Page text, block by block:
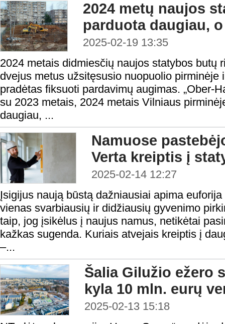
2024 metų naujos
parduota daugiau,
2025-02-19 13:35
2024 metais didmiesčių naujos statybos butų
dvejus metus užsitęsusio nuopuolio pirminėje
pradėtas fiksuoti pardavimų augimas. „Ober-
su 2023 metais, 2024 metais Vilniaus
daugiau, ...
Namuose
Verta kreiptis į
2025-02-14 12:27
Įsigijus naują būstą dažniausiai apima
vienas svarbiausių ir didžiausių gyvenimo
taip, jog įsikėlus į naujus namus, netikėtai
kažkas sugenda. Kuriais atvejais kreiptis į
–...
Šalia Gilužio ežero
kyla 10 mln. eurų
2025-02-13 15:18